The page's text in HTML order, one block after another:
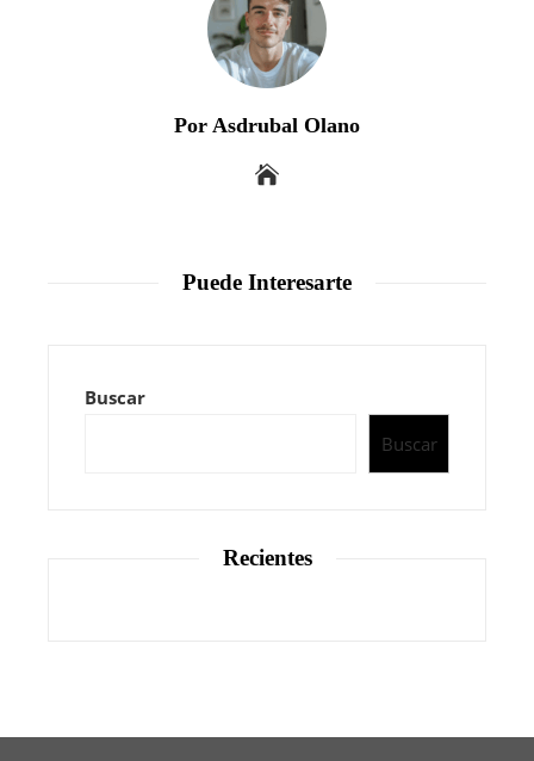
Por Asdrubal Olano
Puede Interesarte
Buscar
Buscar
Recientes